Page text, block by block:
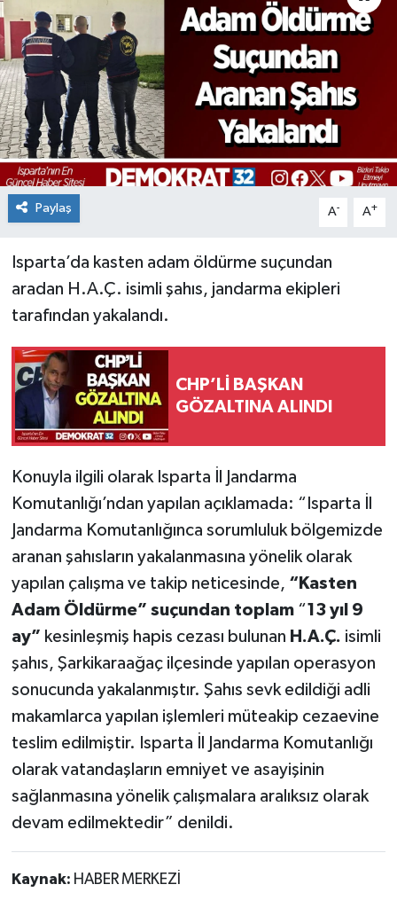
Paylaş A- A+
Isparta’da kasten adam öldürme suçundan
aradan H.A.Ç. isimli şahıs, jandarma ekipleri
tarafından yakalandı.
CHP’Lİ BAŞKAN
GÖZALTINA ALINDI
Konuyla ilgili olarak Isparta İl Jandarma
Komutanlığı’ndan yapılan açıklamada: “Isparta İl
Jandarma Komutanlığınca sorumluluk bölgemizde
aranan şahısların yakalanmasına yönelik olarak
yapılan çalışma ve takip neticesinde, “Kasten
Adam Öldürme” suçundan toplam “13 yıl 9
ay” kesinleşmiş hapis cezası bulunan H.A.Ç. isimli
şahıs, Şarkikaraağaç ilçesinde yapılan operasyon
sonucunda yakalanmıştır. Şahıs sevk edildiği adli
makamlarca yapılan işlemleri müteakip cezaevine
teslim edilmiştir. Isparta İl Jandarma Komutanlığı
olarak vatandaşların emniyet ve asayişinin
sağlanmasına yönelik çalışmalara aralıksız olarak
devam edilmektedir” denildi.
Kaynak: HABER MERKEZİ